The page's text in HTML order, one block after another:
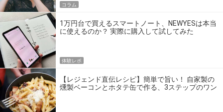
コラム
1万円台で買えるスマートノート、NEWYESは本当
に使えるのか？ 実際に購入して試してみた
体験レポ
【レジェンド直伝レシピ】簡単で旨い！ 自家製の
燻製ベーコンとホタテ缶で作る、3ステップのワン